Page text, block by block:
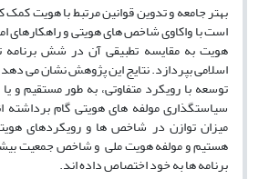
بهتر جامعه و تدوین قوانین مرتبط با هویت
است با واکاوی شاخص های هویتی و راهکارهای
هویت به مقایسه تطبیقی آن در شش برنامه
اسلامی بپردازد. نتایج این پژوهش نشان می دهد
توسعه با رویکرد متفاوتی، به طور مستقیم و
سیاستگذاری مولفه های هویتی گام برداشته
میزان توازن در شاخص ها و رویکردهای
هستیم و مولفه هویت ملی و شاخص جمعیت
برنامه ها به خود اختصاص داده اند.